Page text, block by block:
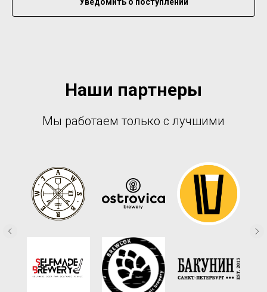
Наши партнеры
Мы работаем только с лучшими